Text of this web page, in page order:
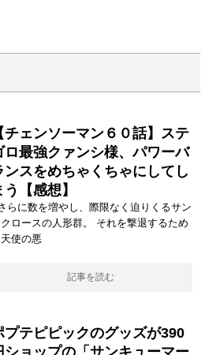
チェンソーマン６０話】ステ
ロ最強クァンシ様、パワーバ
ンスをめちゃくちゃにしてし
う【感想】
らに数を増やし、際限なく迫りくるサン
ロースの人形群。 それを撃退するため
使の悪
記事を読む
プテピピックのグッズが390
ショップの「サンキューマー